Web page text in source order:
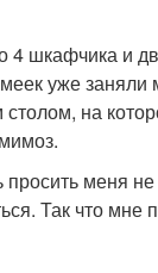
шкафчика и
уже
на
просить меня
Так что мне